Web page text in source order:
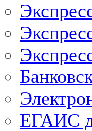
ЕГАИС